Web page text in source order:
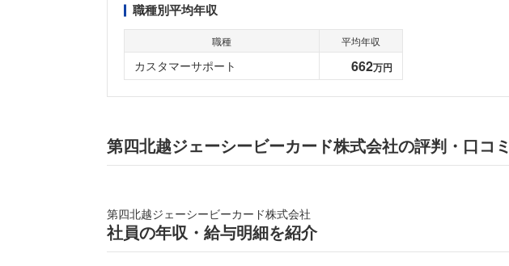
職種別平均年収
職種 平均年収
カスタマーサポート 662万円
第四北越ジェーシービーカード株式会社の評判・口コミ
第四北越ジェーシービーカード株式会社
社員の年収・給与明細を紹介